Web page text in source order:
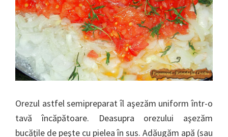
Orezul astfel semipreparat îl aşezăm uniform într-o
tavă încăpătoare. Deasupra orezului aşezăm
bucăţile de peşte cu pielea în sus. Adăugăm apă (sau